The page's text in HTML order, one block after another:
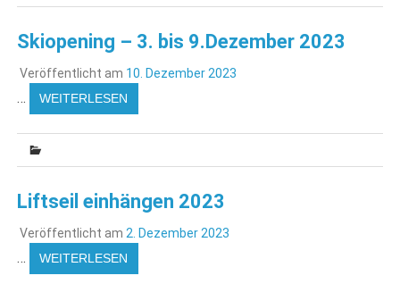
Skiopening – 3. bis 9.Dezember 2023
Veröffentlicht am 10. Dezember 2023
… WEITERLESEN
Liftseil einhängen 2023
Veröffentlicht am 2. Dezember 2023
… WEITERLESEN